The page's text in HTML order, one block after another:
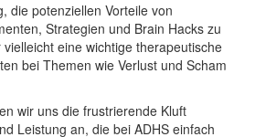
die potenziellen Vorteile von
Strategien und Brain Hacks zu
eine wichtige therapeutische
bei Themen wie Verlust und Scham
wir uns die frustrierende Kluft
Leistung an, die bei ADHS einfach